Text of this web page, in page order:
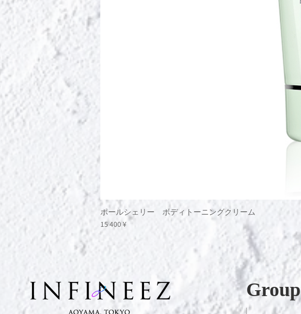
ポールシェリー ボディトーニングクリーム
Цена
15 400 ¥
Group